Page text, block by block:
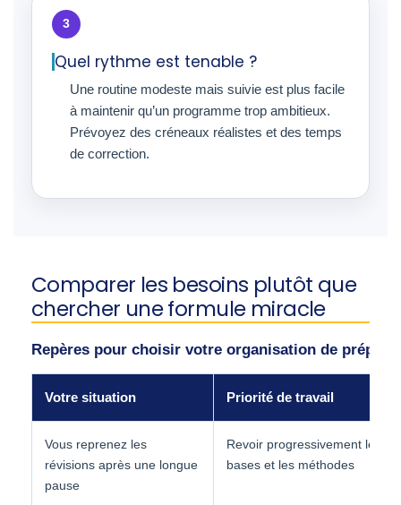
3
Quel rythme est tenable ?
Une routine modeste mais suivie est plus facile
à maintenir qu’un programme trop ambitieux.
Prévoyez des créneaux réalistes et des temps
de correction.
Comparer les besoins plutôt que
chercher une formule miracle
Repères pour choisir votre organisation de
Votre situation Priorité de travail
Vous reprenez les
révisions après une longue
pause
Revoir progressivement les
bases et les méthodes